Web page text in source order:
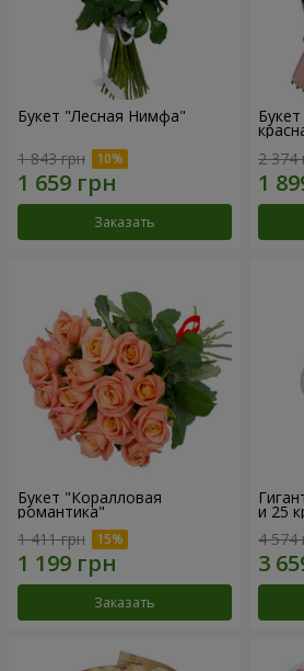
Букет "Лесная Нимфа"
1 843 грн
Заказать
2 374
Букет "Коралловая
романтика"
1 411 грн
Заказать
и 25
4 574